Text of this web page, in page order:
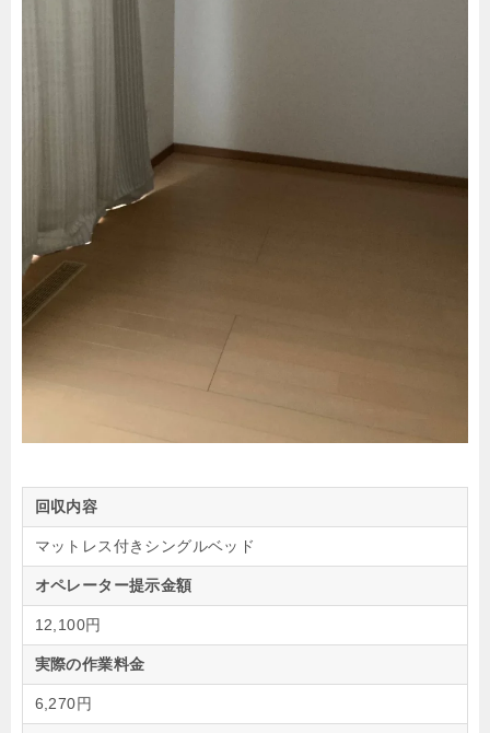
回収内容
マットレス付きシングルベッド
オペレーター提示金額
12,100円
実際の作業料金
6,270円